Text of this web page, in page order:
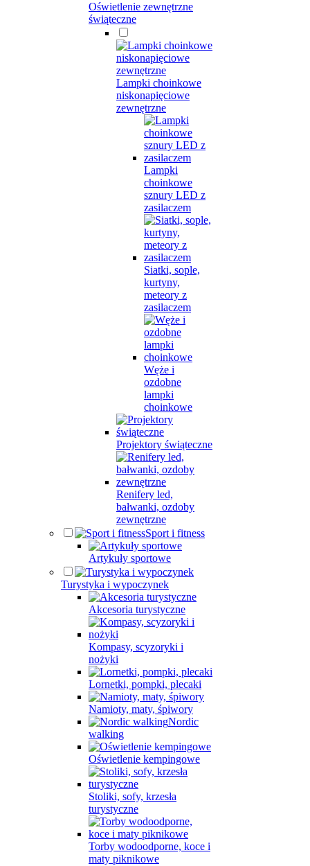
Oświetlenie zewnętrzne
świąteczne
Lampki choinkowe
niskonapięciowe
zewnętrzne
Lampki
choinkowe
sznury LED z
zasilaczem
Siatki, sople,
kurtyny,
meteory z
zasilaczem
Węże i
ozdobne
lampki
choinkowe
Projektory świąteczne
Renifery led,
bałwanki, ozdoby
zewnętrzne
Sport i fitness
Artykuły sportowe
Turystyka i wypoczynek
Akcesoria turystyczne
Kompasy, scyzoryki i
nożyki
Lornetki, pompki, plecaki
Namioty, maty, śpiwory
Nordic
walking
Oświetlenie kempingowe
Stoliki, sofy, krzesła
turystyczne
Torby wodoodporne, koce i
maty piknikowe